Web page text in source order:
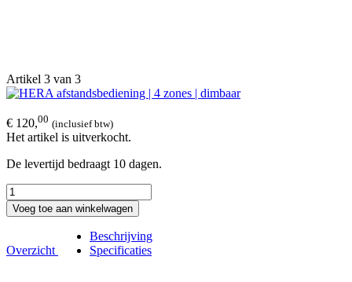
Artikel 3 van 3
€ 120,00 (inclusief btw)
Het artikel is uitverkocht.
De levertijd bedraagt 10 dagen.
Voeg toe aan winkelwagen
Overzicht
Beschrijving
Specificaties